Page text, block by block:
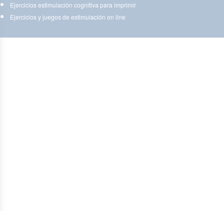
Ejercicios estimulación cognitiva para imprimir
Ejercicios y juegos de estimulación on line